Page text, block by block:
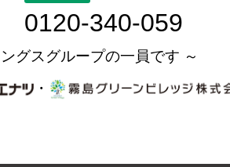
0120-340-059
グスグループの一員です ～
・